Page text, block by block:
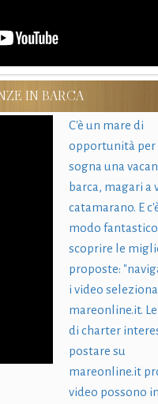
IN BARCA
C'è un mare di
opportunità per
sogna una
barca, magari a
catamarano. E
modo
scoprire le
proposte:
i video
mareonline.it.
di charter
postare su
mareonline.it
video possono